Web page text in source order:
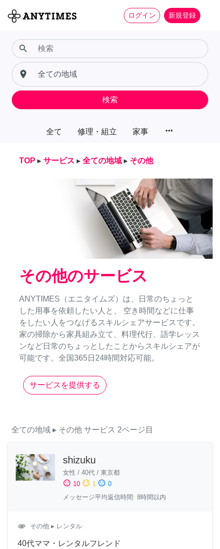
ログイン 新規登録
全て 修理・組立 家事 more_horiz
search
place
検索
TOP ▸ サービス ▸ 全ての地域 ▸ その他
その他のサービス
ANYTIMES（エニタイムズ）は、日常のちょっと
した用事を依頼したい人と、 空き時間などに仕事
をしたい人をつなげるスキルシェアサービスです。
家の掃除から家具組み立て、料理代行、語学レッス
ンなど日常のちょっとしたことからスキルシェアが
可能です。全国365日24時間対応可能。
サービスを提供する
全ての地域 ▸ その他 サービス 2ページ目
shizuku
女性 / 40代 / 東京都
sentiment_satisfied 10 sentiment_neutral 1 sentiment_dissatisfied 0
メッセージ平均返信時間: 8時間以内
attachment その他 ▸ レンタル
40代ママ・レンタルフレンド